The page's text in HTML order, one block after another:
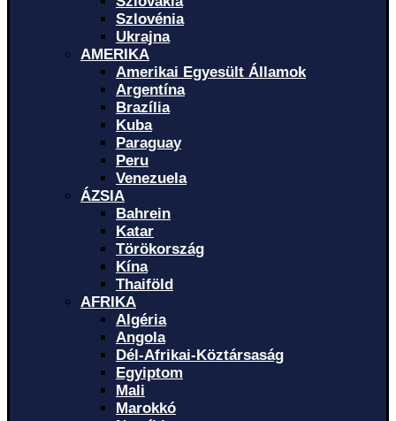
Szlovénia
Ukrajna
AMERIKA
Amerikai Egyesült Államok
Argentína
Brazília
Kuba
Paraguay
Peru
Venezuela
ÁZSIA
Bahrein
Katar
Törökország
Kína
Thaiföld
AFRIKA
Algéria
Angola
Dél-Afrikai-Köztársaság
Egyiptom
Mali
Marokkó